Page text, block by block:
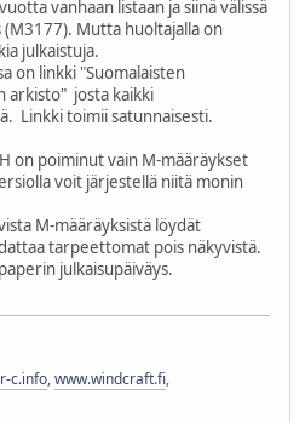
vanhaan listaan ja siinä välissä
Mutta huoltajalla on
julkaistuja.
on linkki "Suomalaisten
arkisto" josta kaikki
Linkki toimii satunnaisesti.
on poiminut vain M-määräykset
voit järjestellä niitä monin
M-määräyksistä löydät
tarpeettomat pois näkyvistä.
julkaisupäiväys.
c.info,www.windcraft.fi,